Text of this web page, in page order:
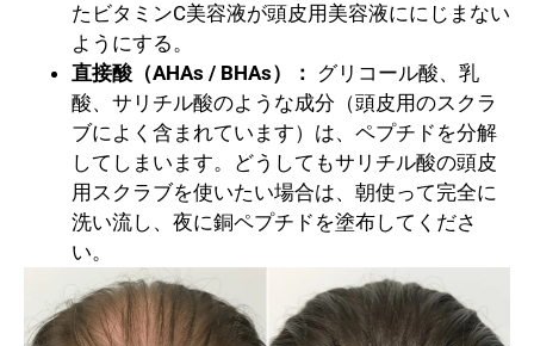
たビタミンC美容液が頭皮用美容液ににじまない
ようにする。
直接酸（AHAs / BHAs）： グリコール酸、乳
酸、サリチル酸のような成分（頭皮用のスクラ
ブによく含まれています）は、ペプチドを分解
してしまいます。どうしてもサリチル酸の頭皮
用スクラブを使いたい場合は、朝使って完全に
洗い流し、夜に銅ペプチドを塗布してくださ
い。